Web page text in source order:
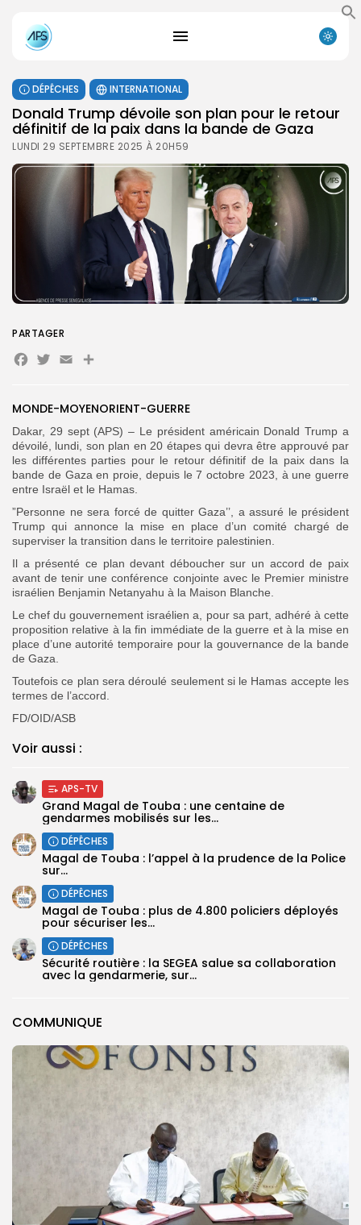
FR
DÉPÊCHES INTERNATIONAL
Donald Trump dévoile son plan pour le retour
définitif de la paix dans la bande de Gaza
LUNDI 29 SEPTEMBRE 2025 À 20H59
COMMUNIQUE
MONDE-MOYENORIENT-GUERRE
Dakar, 29 sept (APS) – Le président américain Donald Trump a
dévoilé, lundi, son plan en 20 étapes qui devra être approuvé par
les différentes parties pour le retour définitif de la paix dans la
bande de Gaza en proie, depuis le 7 octobre 2023, à une guerre
entre Israël et le Hamas.
”Personne ne sera forcé de quitter Gaza’’, a assuré le président
Trump qui annonce la mise en place d’un comité chargé de
superviser la transition dans le territoire palestinien.
Il a présenté ce plan devant déboucher sur un accord de paix
avant de tenir une conférence conjointe avec le Premier ministre
israélien Benjamin Netanyahu à la Maison Blanche.
Le chef du gouvernement israélien a, pour sa part, adhéré à cette
proposition relative à la fin immédiate de la guerre et à la mise en
place d’une autorité temporaire pour la gouvernance de la bande
de Gaza.
Toutefois ce plan sera déroulé seulement si le Hamas accepte les
termes de l’accord.
FD/OID/ASB
Voir aussi :
APS-TV
Grand Magal de Touba : une centaine de
gendarmes mobilisés sur les...
DÉPÊCHES
Magal de Touba : l’appel à la prudence de la Police
sur...
DÉPÊCHES
Magal de Touba : plus de 4.800 policiers déployés
pour sécuriser les...
DÉPÊCHES
Sécurité routière : la SEGEA salue sa collaboration
avec la gendarmerie, sur...
PARTAGER
Facebook
Twitter
EmailPartager